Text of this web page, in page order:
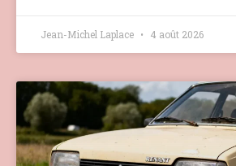
Jean-Michel Laplace 4 août 2026